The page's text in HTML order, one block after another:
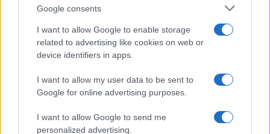
Google consents
I want to allow Google to enable storage
related to advertising like cookies on web or
device identifiers in apps.
I want to allow my user data to be sent to
Google for online advertising purposes.
I want to allow Google to send me
personalized advertising.
Incendio nella notte a Olbia, a fuoco due furgoni
A fuoco un deposito con bombole, intervento dei
vigili del fuoco a Rudalza
Ristorante distrutto dalle fiamme a La